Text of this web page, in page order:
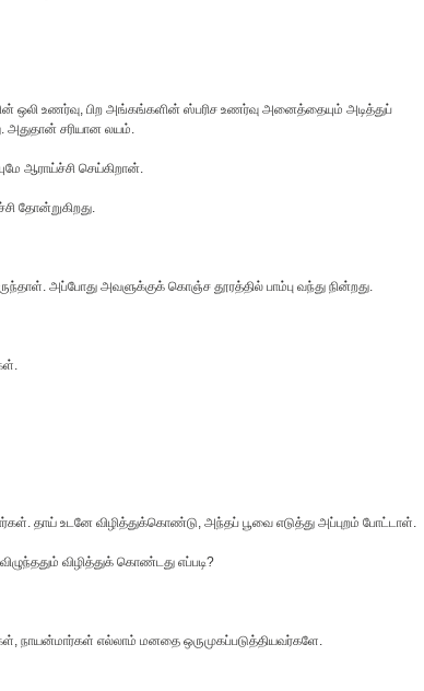
ஒலி உணர்வு, பிற அங்கங்களின் ஸ்பரிச உணர்வு அனைத்தையும் அடித்துப்
அதுதான் சரியான லயம்.
ஆராய்ச்சி செய்கிறான்.
தோன்றுகிறது.
அப்போது அவளுக்குக் கொஞ்ச தூரத்தில் பாம்பு வந்து நின்றது.
தாய் உடனே விழித்துக்கொண்டு, அந்தப் பூவை எடுத்து அப்புறம் போட்டாள்.
விழித்துக் கொண்டது எப்படி?
நாயன்மார்கள் எல்லாம் மனதை ஒருமுகப்படுத்தியவர்களே.